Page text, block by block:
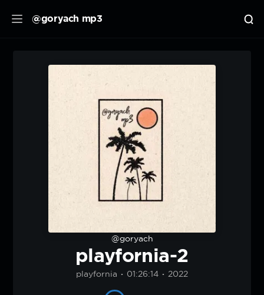
@goryach mp3
@goryach
playfornia-2
playfornia 01:26:14 2022